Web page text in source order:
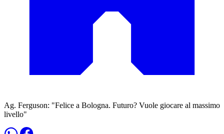
Ag. Ferguson: "Felice a Bologna. Futuro? Vuole giocare al massimo
livello"